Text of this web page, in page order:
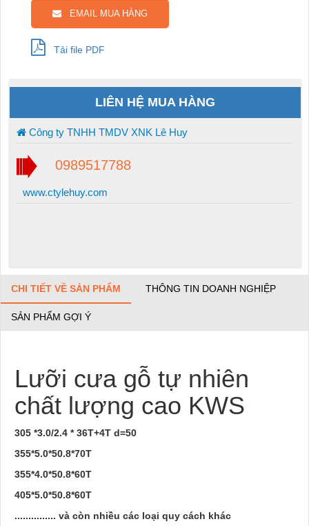
EMAIL MUA HÀNG
Tải file PDF
LIÊN HỆ MUA HÀNG
Công ty TNHH TMDV XNK Lê Huy
0989517788
www.ctylehuy.com
CHI TIẾT VỀ SẢN PHẨM THÔNG TIN DOANH NGHIỆP
SẢN PHẨM GỢI Ý
Lưỡi cưa gỗ tự nhiên
chất lượng cao KWS
305 *3.0/2.4 * 36T+4T d=50
355*5.0*50.8*70T
355*4.0*50.8*60T
405*5.0*50.8*60T
............... và còn nhiều các loại quy cách khác